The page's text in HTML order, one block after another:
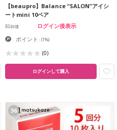
【beaupro】Balance “SALON”アイシ
ートmini 10ペア
EG卸価 ログイン後表示
ポイント :(1%)
(0)
ログインして購入
36